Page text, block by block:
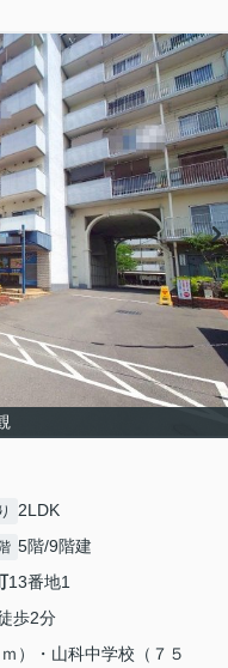
2LDK
5階/9階建
13番地1
歩2分
）・山科中学校（７５